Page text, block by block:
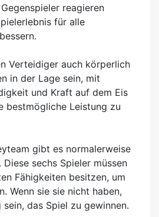
reagieren
für alle
Verteidiger auch körperlich
in der Lage sein, mit
und Kraft auf dem Eis
bestmögliche Leistung zu
gibt es normalerweise
sechs Spieler müssen
Fähigkeiten besitzen, um
Wenn sie sie nicht haben,
das Spiel zu gewinnen.